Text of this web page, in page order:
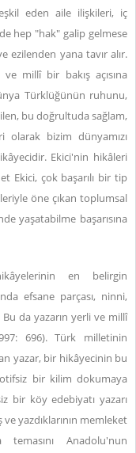
eden aile ilişkileri, iç
hep "hak" galip gelmese
ezilenden yana tavır alır.
millî bir bakış açısına
Türklüğünün ruhunu,
bu doğrultuda sağlam,
bizim dünyamızı
Ekici'nin hikâleri
Ekici, çok başarılı bir tip
öne çıkan toplumsal
yaşatabilme başarısına
en belirgin
efsane parçası, ninni,
da yazarın yerli ve millî
696). Türk milletinin
yazar, bir hikâyecinin bu
bir kilim dokumaya
bir köy edebiyatı yazarı
ve yazdıklarının memleket
Anadolu'nun